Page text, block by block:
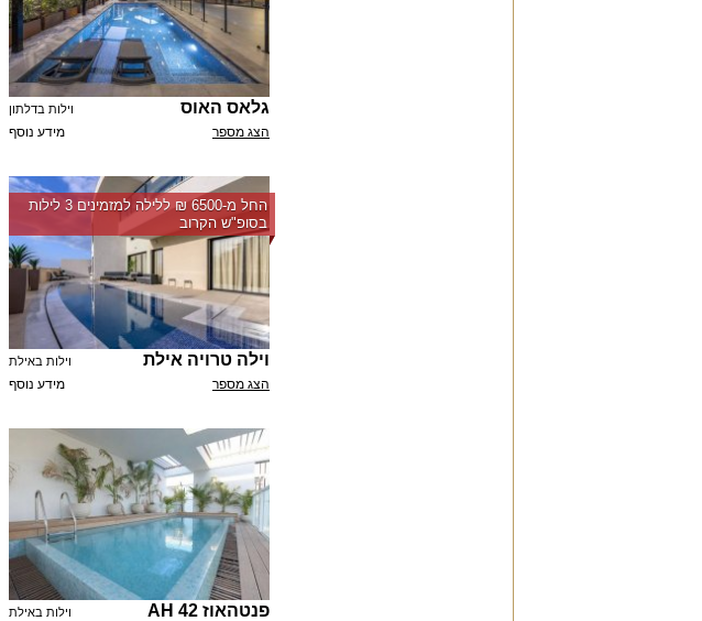
גלאס האוס וילות בדלתון
מידע נוסף הצג מספר
החל מ-‏6500 ₪ ללילה למזמינים 3 לילות
בסופ"ש הקרוב
וילה טרויה אילת וילות באילת
מידע נוסף הצג מספר
פנטהאוז AH 42 וילות באילת